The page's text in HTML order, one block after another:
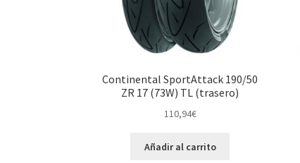
Continental SportAttack 190/50
ZR 17 (73W) TL (trasero)
110,94€
Añadir al carrito